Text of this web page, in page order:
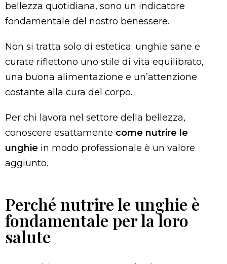
bellezza quotidiana, sono un indicatore
fondamentale del nostro benessere.
Non si tratta solo di estetica: unghie sane e
curate riflettono uno stile di vita equilibrato,
una buona alimentazione e un’attenzione
costante alla cura del corpo.
Per chi lavora nel settore della bellezza,
conoscere esattamente come nutrire le
unghie in modo professionale è un valore
aggiunto.
Perché nutrire le unghie è
fondamentale per la loro
salute